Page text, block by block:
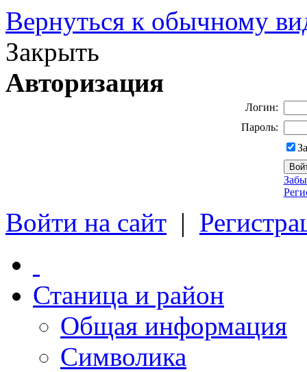
Вернуться к обычному
Закрыть
Авторизация
Логин:
Пароль:
Войти на сайт |
Станица и район
Общая информация
Символика